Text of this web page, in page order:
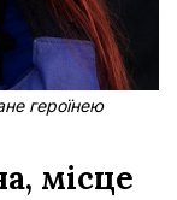
героїнею
місце